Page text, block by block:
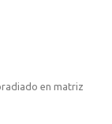
en matriz